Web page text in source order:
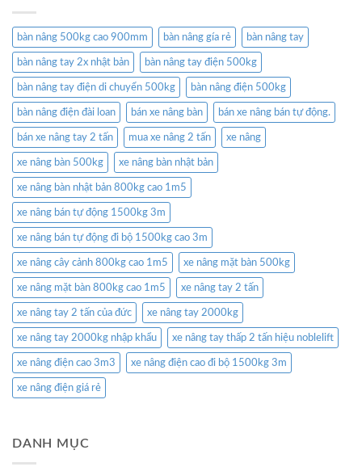
bàn nâng 500kg cao 900mm bàn nâng gía rẻ bàn nâng tay
bàn nâng tay 2x nhật bản bàn nâng tay điện 500kg
bàn nâng tay điện di chuyển 500kg bàn nâng điện 500kg
bàn nâng điện đài loan bán xe nâng bàn bán xe nâng bán tự động.
bán xe nâng tay 2 tấn mua xe nâng 2 tấn xe nâng
xe nâng bàn 500kg xe nâng bàn nhật bản
xe nâng bàn nhật bản 800kg cao 1m5
xe nâng bán tự động 1500kg 3m
xe nâng bán tự động đi bộ 1500kg cao 3m
xe nâng cây cảnh 800kg cao 1m5 xe nâng mặt bàn 500kg
xe nâng mặt bàn 800kg cao 1m5 xe nâng tay 2 tấn
xe nâng tay 2 tấn của đức xe nâng tay 2000kg
xe nâng tay 2000kg nhập khẩu xe nâng tay thấp 2 tấn hiệu noblelift
xe nâng điện cao 3m3 xe nâng điện cao đi bộ 1500kg 3m
xe nâng điện giá rẻ
DANH MỤC